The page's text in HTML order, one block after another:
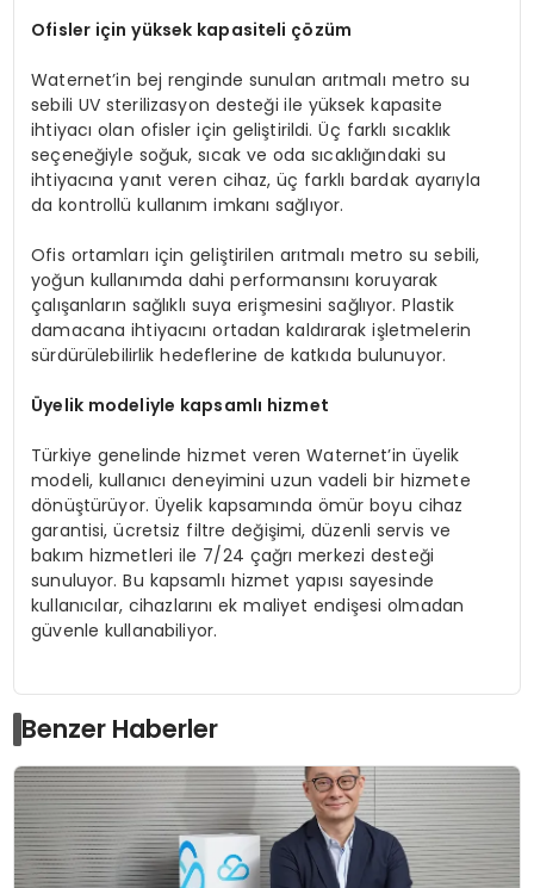
Ofisler için yüksek kapasiteli çözüm
Waternet’in bej renginde sunulan arıtmalı metro su
sebili UV sterilizasyon desteği ile yüksek kapasite
ihtiyacı olan ofisler için geliştirildi. Üç farklı sıcaklık
seçeneğiyle soğuk, sıcak ve oda sıcaklığındaki su
ihtiyacına yanıt veren cihaz, üç farklı bardak ayarıyla
da kontrollü kullanım imkanı sağlıyor.
Ofis ortamları için geliştirilen arıtmalı metro su sebili,
yoğun kullanımda dahi performansını koruyarak
çalışanların sağlıklı suya erişmesini sağlıyor. Plastik
damacana ihtiyacını ortadan kaldırarak işletmelerin
sürdürülebilirlik hedeflerine de katkıda bulunuyor.
Üyelik modeliyle kapsamlı hizmet
Türkiye genelinde hizmet veren Waternet’in üyelik
modeli, kullanıcı deneyimini uzun vadeli bir hizmete
dönüştürüyor. Üyelik kapsamında ömür boyu cihaz
garantisi, ücretsiz filtre değişimi, düzenli servis ve
bakım hizmetleri ile 7/24 çağrı merkezi desteği
sunuluyor. Bu kapsamlı hizmet yapısı sayesinde
kullanıcılar, cihazlarını ek maliyet endişesi olmadan
güvenle kullanabiliyor.
Benzer Haberler